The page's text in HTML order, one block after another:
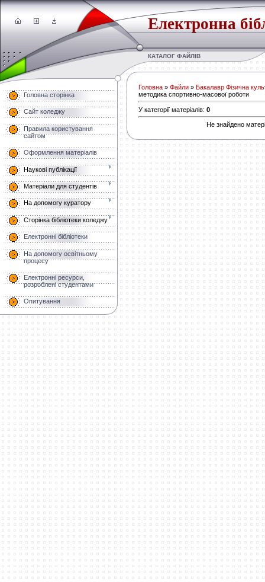
Електронна
КАТАЛОГ ФАЙЛІВ
Головна сторінка
Сайт коледжу
Правила користування
сайтом
Оформлення матеріалів
Наукові публікації
Матеріали для студентів
На допомогу куратору
Сторінка бібліотеки коледжу
Електронні бібліотеки
На допомогу освітньому
процесу
Електронні ресурси,
розроблені студентами
Опитування
Головна » Файли » Бакалавр Фізична
методика спортивно-масової роботи
У категорії матеріалів: 0
Не знайдено